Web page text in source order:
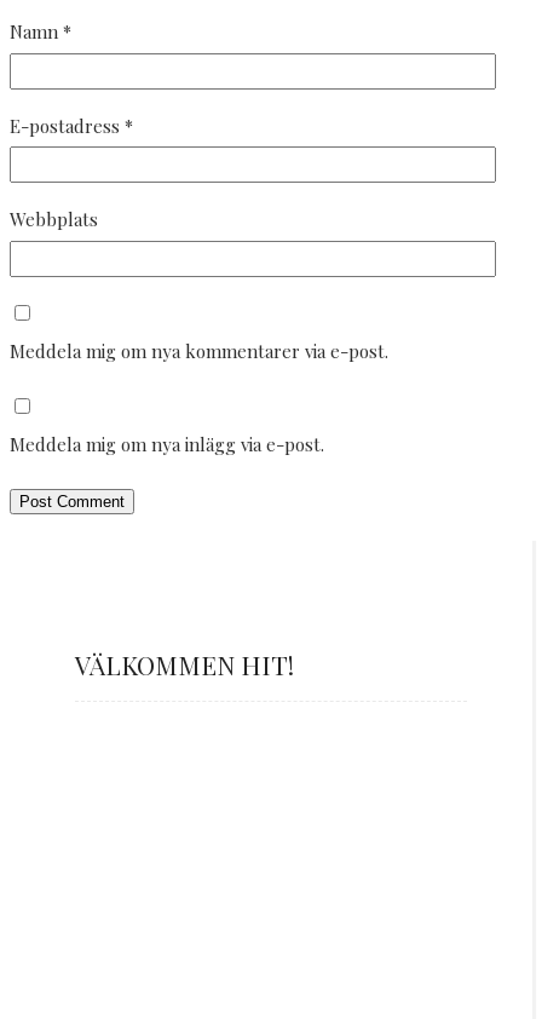
Namn *
E-postadress *
Webbplats
Meddela mig om nya kommentarer via e-post.
Meddela mig om nya inlägg via e-post.
VÄLKOMMEN HIT!